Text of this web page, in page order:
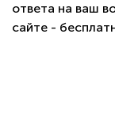
ответа на ваш
сайте -